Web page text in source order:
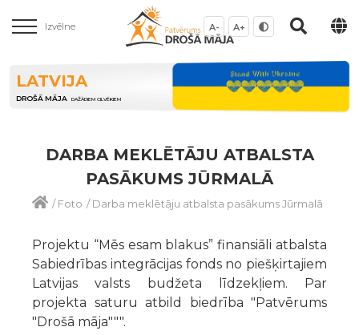
Izvēlne A- A+
LATVIJA
DROŠĀ MĀJA DAŽĀDIEM CILVĒKIEM
DARBA MEKLĒTĀJU ATBALSTA
PASĀKUMS JŪRMALĀ
/Foto /Darba meklētāju atbalsta pasākums Jūrmalā
Projektu “Mēs esam blakus” finansiāli atbalsta
Sabiedrības integrācijas fonds no piešķirtajiem
Latvijas valsts budžeta līdzekļiem. Par
projekta saturu atbild biedrība "Patvērums
"Drošā māja""".